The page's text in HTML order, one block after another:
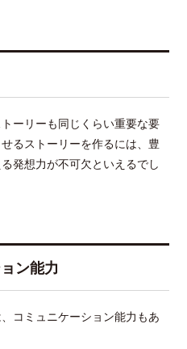
ーリーも同じくらい重要な要
るストーリーを作るには、豊
発想力が不可欠といえるでし
ン能力
コミュニケーション能力もあ